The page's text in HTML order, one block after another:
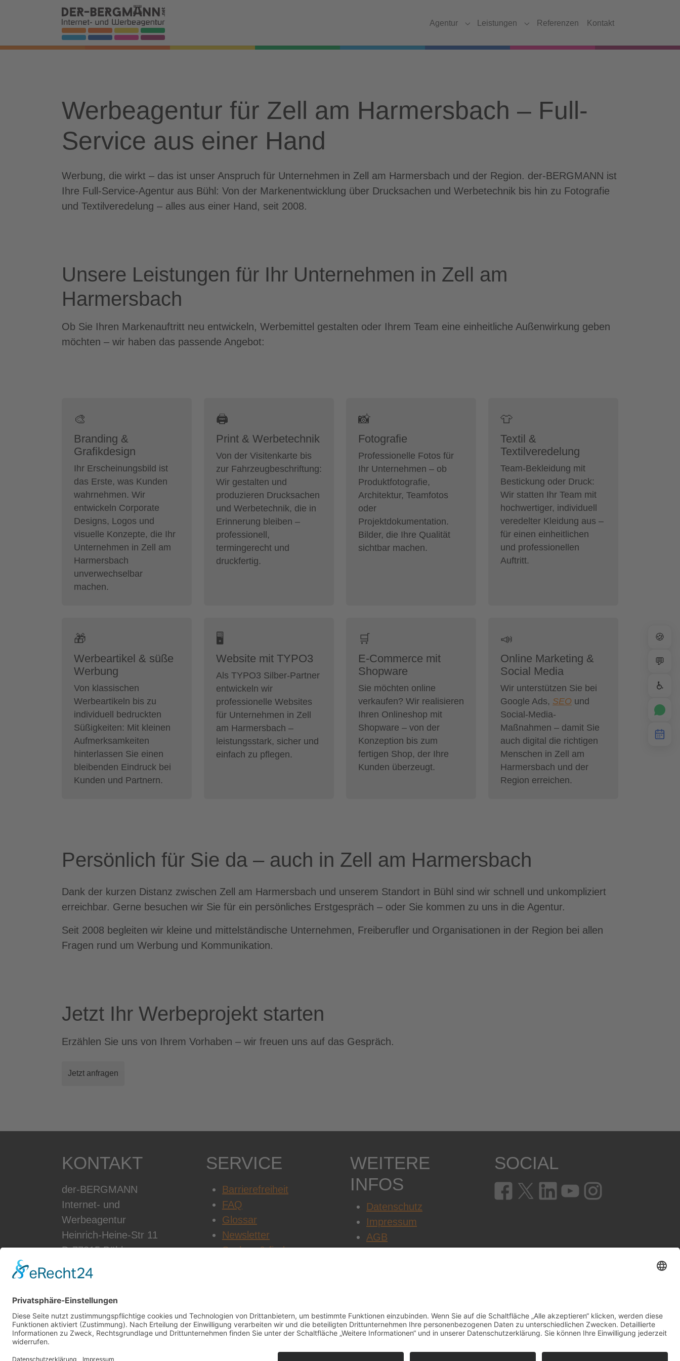
Skip to main navigation
Zum Hauptinhalt springen
Skip to page footer
Agentur
Submenu for "Agentur"
Leistungen
Submenu for "Leistungen"
Referenzen Kontakt
Werbeagentur für Zell am Harmersbach – Full-
Service aus einer Hand
Werbung, die wirkt – das ist unser Anspruch für Unternehmen in Zell am Harmersbach und der Region. der-BERGMANN ist
Ihre Full-Service-Agentur aus Bühl: Von der Markenentwicklung über Drucksachen und Werbetechnik bis hin zu Fotografie
und Textilveredelung – alles aus einer Hand, seit 2008.
Unsere Leistungen für Ihr Unternehmen in Zell am
Harmersbach
Ob Sie Ihren Markenauftritt neu entwickeln, Werbemittel gestalten oder Ihrem Team eine einheitliche Außenwirkung geben
möchten – wir haben das passende Angebot:
🎨
Branding &
Grafikdesign
Ihr Erscheinungsbild ist
das Erste, was Kunden
wahrnehmen. Wir
entwickeln Corporate
Designs, Logos und
visuelle Konzepte, die Ihr
Unternehmen in Zell am
Harmersbach
unverwechselbar
machen.
🖨
Print & Werbetechnik
Von der Visitenkarte bis
zur Fahrzeugbeschriftung:
Wir gestalten und
produzieren Drucksachen
und Werbetechnik, die in
Erinnerung bleiben –
professionell,
termingerecht und
druckfertig.
📸
Fotografie
Professionelle Fotos für
Ihr Unternehmen – ob
Produktfotografie,
Architektur, Teamfotos
oder
Projektdokumentation.
Bilder, die Ihre Qualität
sichtbar machen.
👕
Textil &
Textilveredelung
Team-Bekleidung mit
Bestickung oder Druck:
Wir statten Ihr Team mit
hochwertiger, individuell
veredelter Kleidung aus –
für einen einheitlichen
und professionellen
Auftritt.
🎁
Werbeartikel & süße
Werbung
Von klassischen
Werbeartikeln bis zu
individuell bedruckten
Süßigkeiten: Mit kleinen
Aufmerksamkeiten
hinterlassen Sie einen
bleibenden Eindruck bei
Kunden und Partnern.
🖥
Website mit TYPO3
Als TYPO3 Silber-Partner
entwickeln wir
professionelle Websites
für Unternehmen in Zell
am Harmersbach –
leistungsstark, sicher und
einfach zu pflegen.
🛒
E-Commerce mit
Shopware
Sie möchten online
verkaufen? Wir realisieren
Ihren Onlineshop mit
Shopware – von der
Konzeption bis zum
fertigen Shop, der Ihre
Kunden überzeugt.
📣
Online Marketing &
Social Media
Wir unterstützen Sie bei
Google Ads, SEO und
Social-Media-
Maßnahmen – damit Sie
auch digital die richtigen
Menschen in Zell am
Harmersbach und der
Region erreichen.
Persönlich für Sie da – auch in Zell am Harmersbach
Dank der kurzen Distanz zwischen Zell am Harmersbach und unserem Standort in Bühl sind wir schnell und unkompliziert
erreichbar. Gerne besuchen wir Sie für ein persönliches Erstgespräch – oder Sie kommen zu uns in die Agentur.
Seit 2008 begleiten wir kleine und mittelständische Unternehmen, Freiberufler und Organisationen in der Region bei allen
Fragen rund um Werbung und Kommunikation.
Jetzt Ihr Werbeprojekt starten
Erzählen Sie uns von Ihrem Vorhaben – wir freuen uns auf das Gespräch.
Jetzt anfragen
KONTAKT
der-BERGMANN
Internet- und
Werbeagentur
Heinrich-Heine-Str 11
D-77815 Bühl
Telefon: +49 7223 28353-0
bergmann.net
SERVICE
Barrierefreiheit
FAQ
Glossar
Newsletter
Suchen & finden
WEITERE
INFOS
Datenschutz
Impressum
AGB
SOCIAL
🍪
💬
♿